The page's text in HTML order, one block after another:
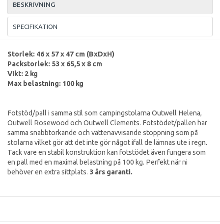
BESKRIVNING
SPECIFIKATION
Storlek: 46 x 57 x 47 cm (BxDxH)
Packstorlek: 53 x 65,5 x 8 cm
Vikt: 2 kg
Max belastning: 100 kg
Fotstöd/pall i samma stil som campingstolarna Outwell Helena,
Outwell Rosewood och Outwell Clements. Fotstödet/pallen har
samma snabbtorkande och vattenavvisande stoppning som på
stolarna vilket gör att det inte gör något ifall de lämnas ute i regn.
Tack vare en stabil konstruktion kan fotstödet även fungera som
en pall med en maximal belastning på 100 kg. Perfekt när ni
behöver en extra sittplats. 3 års garanti.